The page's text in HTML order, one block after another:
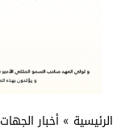
الرئيسية » أخبار الجهات